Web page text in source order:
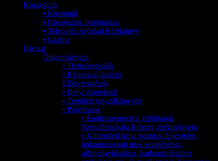
Községünk
• Köszöntő
• Községünk bemutatása
• Település Arculati Kézikönyv
• Galéria
Hivatal
Önkormányzat
• Tisztségviselők
• Képviselő-testület
Előterjesztések
• Helyi rendeletek
• Testületi jegyzőkönyvek
• Pályázatok
• Épületenergetikai felújítások
Szentlőrinckáta Község intézményein
• Külterületi helyi közutak fejlesztése,
önkormányzati utak kezeléséhez,
állapotjavításához, karbantartásához